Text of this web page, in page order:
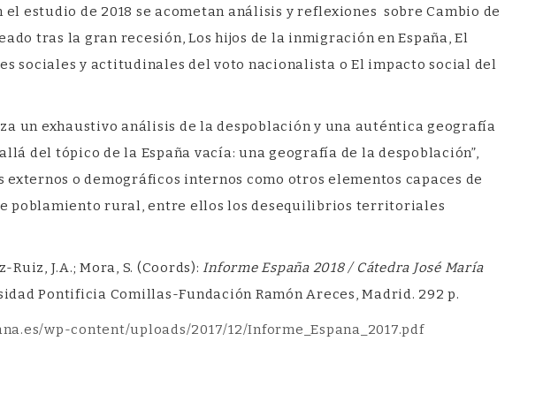
estudio de 2018 se acometan análisis y reflexiones sobre Cambio de
tras la gran recesión, Los hijos de la inmigración en España, El
sociales y actitudinales del voto nacionalista o El impacto social del
un exhaustivo análisis de la despoblación y una auténtica geografía
del tópico de la España vacía: una geografía de la despoblación”,
o demográficos internos como otros elementos capaces de
poblamiento rural, entre ellos los desequilibrios territoriales
Ruiz, J.A.; Mora, S. (Coords):Informe España 2018 / Cátedra José María
Pontificia Comillas-Fundación Ramón Areces, Madrid. 292 p.
wp-content/uploads/2017/12/Informe_Espana_2017.pdf